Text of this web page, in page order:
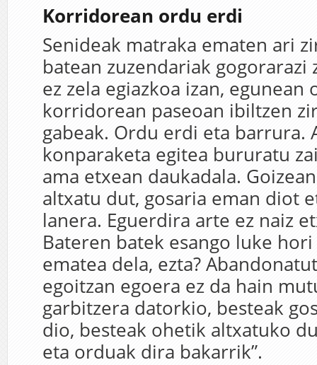
Korridorean ordu erdi
Senideak matraka ematen ari
batean zuzendariak gogorarazi
ez zela egiazkoa izan, egunean
korridorean paseoan ibiltzen
gabeak. Ordu erdi eta barrura.
konparaketa egitea bururatu
ama etxean daukadala.
altxatu dut, gosaria eman diot
lanera. Eguerdira arte ez naiz
Bateren batek esango luke
ematea dela, ezta?
egoitzan egoera ez da hain
garbitzera datorkio, besteak
dio, besteak ohetik altxatuko
eta orduak dira bakarrik”.